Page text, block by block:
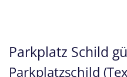
Parkplatz Schild
Parkplatzschild